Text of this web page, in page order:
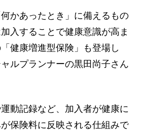
かあったとき」に備えるもの
入することで健康意識が高ま
健康増進型保険」も登場し
ルプランナーの黒田尚子さん
運動記録など、加入者が健康に
保険料に反映される仕組みで